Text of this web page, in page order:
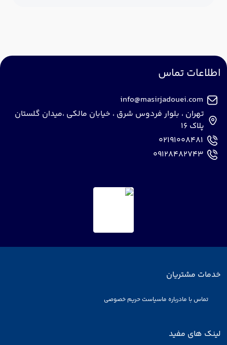
خدمات مشتریان
تماس با مادرباره ماسیاست حریم خصوصی
لینک های مفید
اطلاعات تماس
info@masirjadouei.com
تهران ، بلوار فردوس شرق ، خیابان مالکی ،میدان گلستان
پلاک 16
02191008481
09128482743